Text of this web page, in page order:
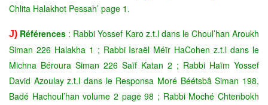
Chlita Halakhot Pessah’ page 1.
J) Références : Rabbi Yossef Karo z.t.l dans le Choul’han Aroukh
Siman 226 Halakha 1 ; Rabbi Israël Méïr HaCohen z.t.l dans le
Michna Béroura Siman 226 Saïf Katan 2 ; Rabbi Haïm Yossef
David Azoulay z.t.l dans le Responsa Moré Béétsbâ Siman 198,
Badé Hachoul’han volume 2 page 98 ; Rabbi Moché Chtenbokh